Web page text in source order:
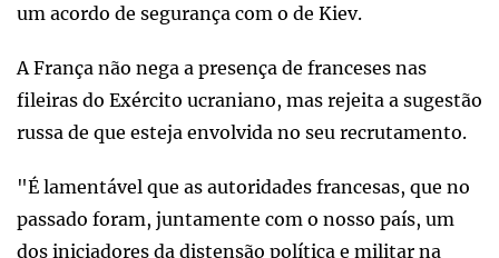
um acordo de segurança com o de Kiev.
A França não nega a presença de franceses nas
fileiras do Exército ucraniano, mas rejeita a sugestão
russa de que esteja envolvida no seu recrutamento.
"É lamentável que as autoridades francesas, que no
passado foram, juntamente com o nosso país, um
dos iniciadores da distensão política e militar na